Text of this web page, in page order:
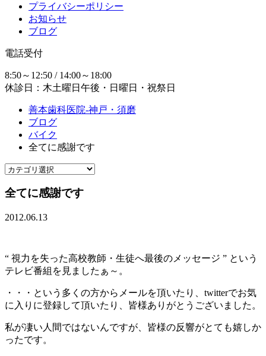
プライバシーポリシー
お知らせ
ブログ
電話受付
8:50～12:50 / 14:00～18:00
休診日：木土曜日午後・日曜日・祝祭日
善本歯科医院-神戸・須磨
ブログ
バイク
全てに感謝です
全てに感謝です
2012.06.13
“ 視力を失った高校教師・生徒へ最後のメッセージ ” という
テレビ番組を見ましたぁ～。
・・・という多くの方からメールを頂いたり、twitterでお気
に入りに登録して頂いたり、皆様ありがとうございました。
私が凄い人間ではないんですが、皆様の反響がとても嬉しか
ったです。